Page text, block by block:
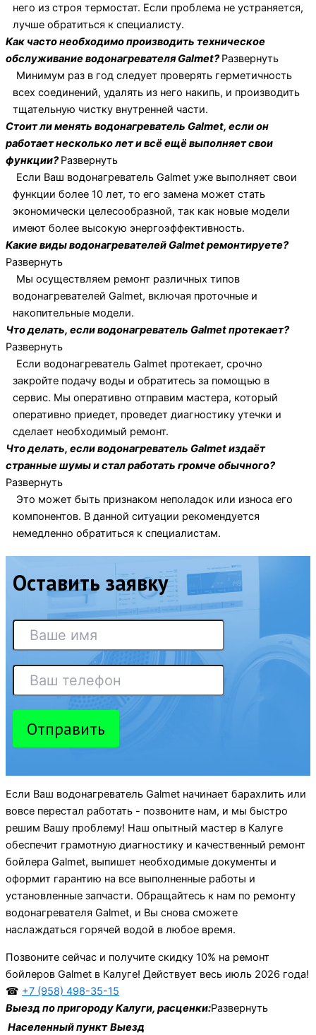
него из строя термостат. Если проблема не устраняется,
лучше обратиться к специалисту.
Как часто необходимо производить техническое
обслуживание водонагревателя Galmet?Развернуть
Минимум раз в год следует проверять герметичность
всех соединений, удалять из него накипь, и производить
тщательную чистку внутренней части.
Стоит ли менять водонагреватель Galmet, если он
работает несколько лет и всё ещё выполняет свои
функции?Развернуть
Если Ваш водонагреватель Galmet уже выполняет свои
функции более 10 лет, то его замена может стать
экономически целесообразной, так как новые модели
имеют более высокую энергоэффективность.
Какие виды водонагревателей Galmet ремонтируете?
Развернуть
Мы осуществляем ремонт различных типов
водонагревателей Galmet, включая проточные и
накопительные модели.
Что делать, если водонагреватель Galmet протекает?
Развернуть
Если водонагреватель Galmet протекает, срочно
закройте подачу воды и обратитесь за помощью в
сервис. Мы оперативно отправим мастера, который
оперативно приедет, проведет диагностику утечки и
сделает необходимый ремонт.
Что делать, если водонагреватель Galmet издаёт
странные шумы и стал работать громче обычного?
Развернуть
Это может быть признаком неполадок или износа его
компонентов. В данной ситуации рекомендуется
немедленно обратиться к специалистам.
Оставить заявку
Отправить
Если Ваш водонагреватель Galmet начинает барахлить или
вовсе перестал работать - позвоните нам, и мы быстро
решим Вашу проблему! Наш опытный мастер в Калуге
обеспечит грамотную диагностику и качественный ремонт
бойлера Galmet, выпишет необходимые документы и
оформит гарантию на все выполненные работы и
установленные запчасти. Обращайтесь к нам по ремонту
водонагревателя Galmet, и Вы снова сможете
наслаждаться горячей водой в любое время.
Позвоните сейчас и получите скидку 10% на ремонт
бойлеров Galmet в Калуге! Действует весь июль 2026 года!
☎ +7 (958) 498-35-15
Выезд по пригороду Калуги, расценки:Развернуть
Населенный пункт Выезд